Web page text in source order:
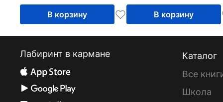
В корзину В корзину
Лабиринт в кармане
Каталог
Все
Школа